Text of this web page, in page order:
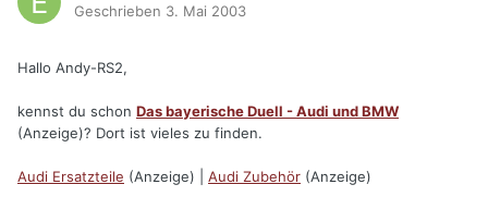
Geschrieben 3. Mai 2003
Hallo Andy-RS2,
kennst du schon Das bayerische Duell - Audi und BMW
(Anzeige)? Dort ist vieles zu finden.
Audi Ersatzteile (Anzeige) | Audi Zubehör (Anzeige)